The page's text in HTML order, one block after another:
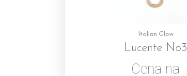
Italian Glow
Lucente No3
Cena na